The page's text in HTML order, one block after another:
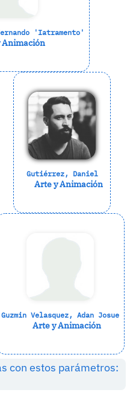
'Iatramento'
Animación
Gutiérrez, Daniel
Arte y Animación
Guzmin Velasquez, Adan Josue
Arte y Animación
con estos parámetros: